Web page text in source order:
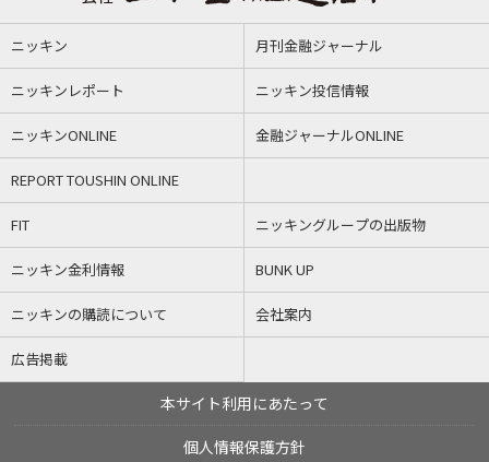
ニッキン 月刊金融ジャーナル
ニッキンレポート ニッキン投信情報
ニッキンONLINE 金融ジャーナルONLINE
REPORT TOUSHIN ONLINE
FIT ニッキングループの出版物
ニッキン金利情報 BUNK UP
ニッキンの購読について 会社案内
広告掲載
本サイト利用にあたって
個人情報保護方針